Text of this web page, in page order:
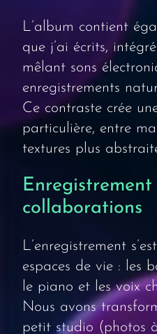
L’album contient
que j’ai écrits,
mêlant sons
enregistrements
Ce contraste crée
particulière, entre
textures plus
Enregistrement
collaborations
L’enregistrement
espaces de vie : les
le piano et les voix
Nous avons
petit studio (photos